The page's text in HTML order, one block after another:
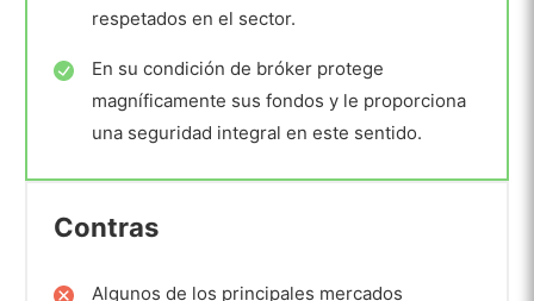
respetados en el sector.
En su condición de bróker protege
magníficamente sus fondos y le proporciona
una seguridad integral en este sentido.
Contras
Algunos de los principales mercados